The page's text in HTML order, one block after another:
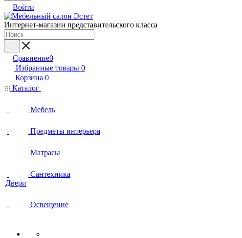
Войти
Интернет-магазин представительского класса
Сравнение0
Избранные товары 0
Корзина 0
Каталог
Мебель
Предметы интерьера
Матрасы
Сантехника
Двери
Освещение